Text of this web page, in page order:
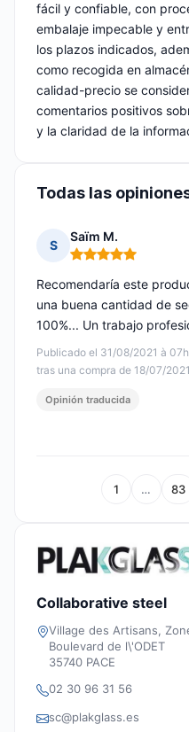
fácil y confiable, con
embalaje impecable y
los plazos indicados,
como recogida en
calidad-precio se
comentarios positivos
y la claridad de la
Todas las
S
Saïm M.
Nota: 5 de 5
Publicado el 31/08/2021 à
tras una compra de 18/07/2021
Recomendaría este
una buena cantidad de
100%... Un trabajo
Opinión traducida
1 … 83
Collaborative steel
Village des Artisans,
Boulevard de l\'ODET
35740 PACE
02 30 96 31 56
sc@plakglass.es